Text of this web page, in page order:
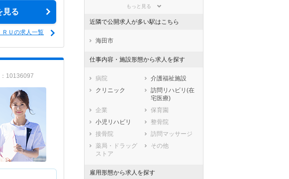
見る
ＲＵの求人一覧
10136097
奈良県
香川県
熊本県
大分県
宮崎県
鹿児島県
沖縄県
広島市安佐南区
広島市安佐北区
呉市
福山市
府中市
三次市
庄原市
大竹市
東広島市
安芸高田市
江田島市
安芸郡府中町
安芸郡海田町
安芸郡熊野町
安芸郡坂町
山県郡安芸太田
町
山県郡北広島町
世羅郡世羅町
神石郡神石高原
もっと見る
近隣で公開求人が多い駅はこちら
海田市
仕事内容・施設形態から求人を探す
病院
介護福祉施設
クリニック
訪問リハビリ(在
宅医療)
企業
保育園
小児リハビリ
整骨院
接骨院
訪問マッサージ
薬局・ドラッグ
ストア
その他
雇用形態から求人を探す